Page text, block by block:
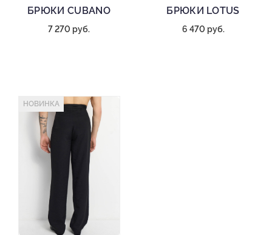
БРЮКИ CUBANO
7 270 руб.
БРЮКИ LOTUS
6 470 руб.
НОВИНКА